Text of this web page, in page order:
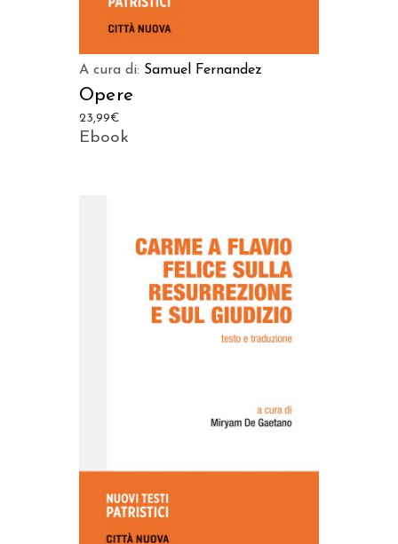
A cura di: Samuel Fernandez
Opere
23,99€
Ebook